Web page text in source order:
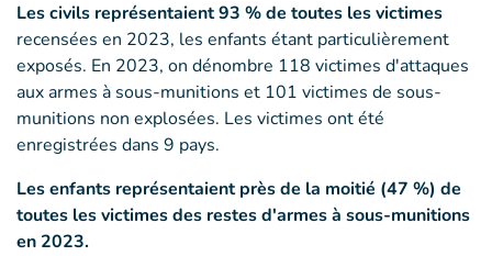
Les civils représentaient 93 % de toutes les victimes
recensées en 2023, les enfants étant particulièrement
exposés. En 2023, on dénombre 118 victimes d'attaques
aux armes à sous-munitions et 101 victimes de sous-
munitions non explosées. Les victimes ont été
enregistrées dans 9 pays.
Les enfants représentaient près de la moitié (47 %) de
toutes les victimes des restes d'armes à sous-munitions
en 2023.